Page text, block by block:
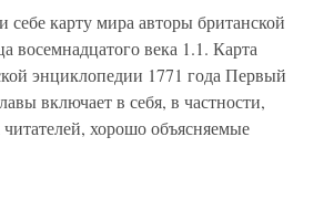
себе карту мира авторы британской
восемнадцатого века 1.1. Карта
энциклопедии 1771 года Первый
включает в себя, в частности,
хорошо объясняемые